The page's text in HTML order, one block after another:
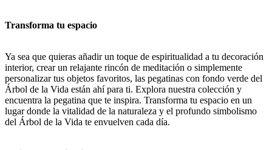
Transforma tu espacio
Ya sea que quieras añadir un toque de espiritualidad a tu decoración
interior, crear un relajante rincón de meditación o simplemente
personalizar tus objetos favoritos, las pegatinas con fondo verde del
Árbol de la Vida están ahí para ti. Explora nuestra colección y
encuentra la pegatina que te inspira. Transforma tu espacio en un
lugar donde la vitalidad de la naturaleza y el profundo simbolismo
del Árbol de la Vida te envuelven cada día.